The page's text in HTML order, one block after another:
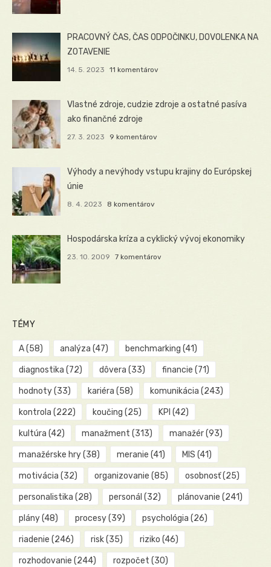
PRACOVNÝ ČAS, ČAS ODPOČINKU, DOVOLENKA NA
ZOTAVENIE
14. 5. 2023 11 komentárov
Vlastné zdroje, cudzie zdroje a ostatné pasíva
ako finančné zdroje
27. 3. 2023 9 komentárov
Výhody a nevýhody vstupu krajiny do Európskej
únie
8. 4. 2023 8 komentárov
Hospodárska kríza a cyklický vývoj ekonomiky
23. 10. 2009 7 komentárov
TÉMY
A(58) analýza (47) benchmarking (41)
diagnostika (72) dôvera (33) financie (71)
hodnoty(33) kariéra (58) komunikácia (243)
kontrola (222) koučing (25) KPI (42)
kultúra (42) manažment (313) manažér(93)
manažérske hry(38) meranie (41) MIS (41)
motivácia (32) organizovanie (85) osobnosť(25)
personalistika (28) personál (32) plánovanie (241)
plány(48) procesy(39) psychológia (26)
riadenie (246) risk(35) riziko (46)
rozhodovanie (244) rozpočet (30)